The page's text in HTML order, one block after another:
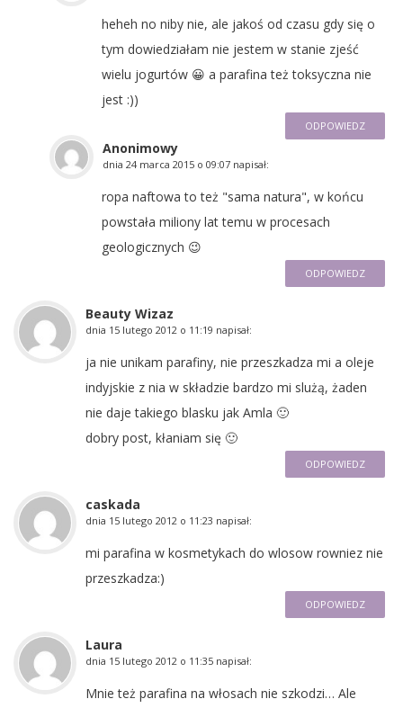
heheh no niby nie, ale jakoś od czasu gdy się o
tym dowiedziałam nie jestem w stanie zjeść
wielu jogurtów 😀 a parafina też toksyczna nie
jest :))
ODPOWIEDZ
Anonimowy
dnia 24 marca 2015 o 09:07 napisał:
ropa naftowa to też "sama natura", w końcu
powstała miliony lat temu w procesach
geologicznych 😉
ODPOWIEDZ
Beauty Wizaz
dnia 15 lutego 2012 o 11:19 napisał:
ja nie unikam parafiny, nie przeszkadza mi a oleje
indyjskie z nia w składzie bardzo mi slużą, żaden
nie daje takiego blasku jak Amla 🙂
dobry post, kłaniam się 🙂
ODPOWIEDZ
caskada
dnia 15 lutego 2012 o 11:23 napisał:
mi parafina w kosmetykach do wlosow rowniez nie
przeszkadza:)
ODPOWIEDZ
Laura
dnia 15 lutego 2012 o 11:35 napisał:
Mnie też parafina na włosach nie szkodzi… Ale